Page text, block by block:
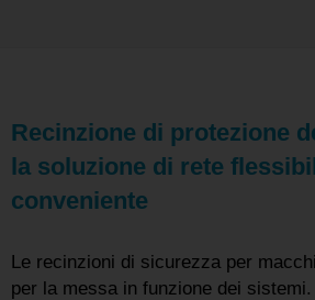
Recinzione di protezione
la soluzione di rete
conveniente
Le recinzioni di sicurezza per
per la messa in funzione dei sistemi.